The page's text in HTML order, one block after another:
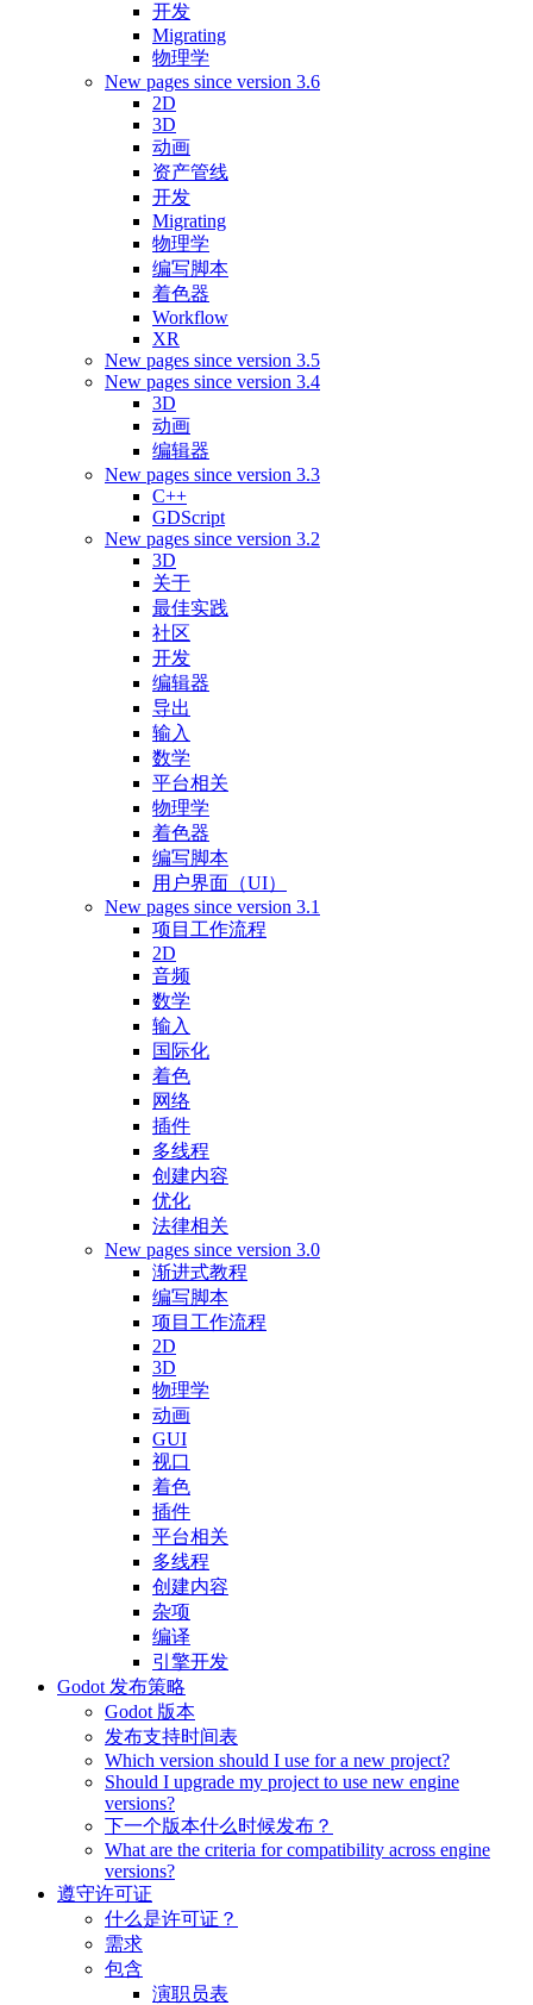
开发
Migrating
物理学
New pages since version 3.6
2D
3D
动画
资产管线
开发
Migrating
物理学
编写脚本
着色器
Workflow
XR
New pages since version 3.5
New pages since version 3.4
3D
动画
编辑器
New pages since version 3.3
C++
GDScript
New pages since version 3.2
3D
关于
最佳实践
社区
开发
编辑器
导出
输入
数学
平台相关
物理学
着色器
编写脚本
用户界面（UI）
New pages since version 3.1
项目工作流程
2D
音频
数学
输入
国际化
着色
网络
插件
多线程
创建内容
优化
法律相关
New pages since version 3.0
渐进式教程
编写脚本
项目工作流程
2D
3D
物理学
动画
GUI
视口
着色
插件
平台相关
多线程
创建内容
杂项
编译
引擎开发
Godot 发布策略
Godot 版本
发布支持时间表
Which version should I use for a new project?
Should I upgrade my project to use new engine
versions?
下一个版本什么时候发布？
What are the criteria for compatibility across engine
versions?
遵守许可证
什么是许可证？
需求
包含
演职员表